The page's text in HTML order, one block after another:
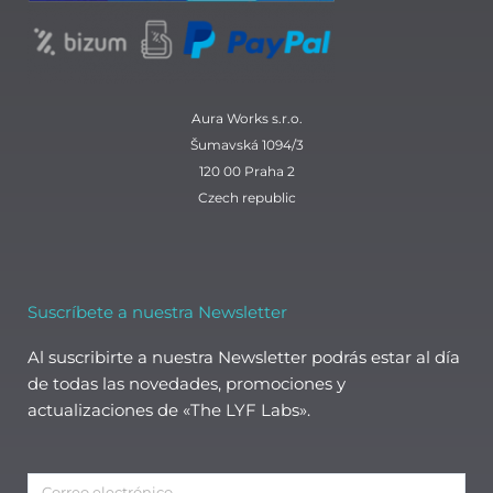
Aura Works s.r.o.
Šumavská 1094/3
120 00 Praha 2
Czech republic
Suscríbete a nuestra Newsletter
Al suscribirte a nuestra Newsletter podrás estar al día
de todas las novedades, promociones y
actualizaciones de «The LYF Labs».
Correo